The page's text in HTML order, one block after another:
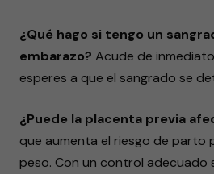
¿Qué hago si tengo un
embarazo? Acude de
esperes a que el sangrado se
¿Puede la placenta previa
que aumenta el riesgo de parto
peso. Con un control adecuado